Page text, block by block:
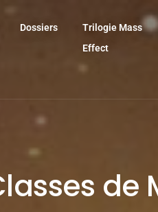
Dossiers
Trilogie Mass
Effect
de